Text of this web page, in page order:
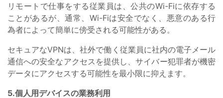
リモートで仕事をする従業員は、公共のWi-Fiに依存する
ことがあるが、通常、Wi-Fiは安全でなく、悪意のある行
為者によって簡単に傍受される可能性がある。
セキュアなVPNは、社外で働く従業員に社内の電子メール
通信への安全なアクセスを提供し、サイバー犯罪者が機密
データにアクセスする可能性を最小限に抑えます。
5.個人用デバイスの業務利用